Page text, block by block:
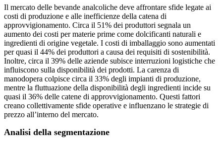
Il mercato delle bevande analcoliche deve affrontare sfide legate ai
costi di produzione e alle inefficienze della catena di
approvvigionamento. Circa il 51% dei produttori segnala un
aumento dei costi per materie prime come dolcificanti naturali e
ingredienti di origine vegetale. I costi di imballaggio sono aumentati
per quasi il 44% dei produttori a causa dei requisiti di sostenibilità.
Inoltre, circa il 39% delle aziende subisce interruzioni logistiche che
influiscono sulla disponibilità dei prodotti. La carenza di
manodopera colpisce circa il 33% degli impianti di produzione,
mentre la fluttuazione della disponibilità degli ingredienti incide su
quasi il 36% delle catene di approvvigionamento. Questi fattori
creano collettivamente sfide operative e influenzano le strategie di
prezzo all’interno del mercato.
Analisi della segmentazione